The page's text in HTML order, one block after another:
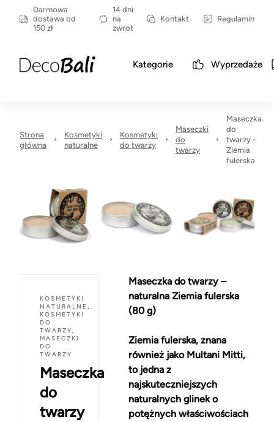
Darmowa
dostawa od
150 zł
14 dni
na
zwrot
Kontakt Regulamin
Kategorie Wyprzedaże
Strona
główna
Kosmetyki
naturalne
Kosmetyki
do twarzy
Maseczki
do
twarzy
Maseczka
do
twarzy -
Ziemia
fulerska
KOSMETYKI
NATURALNE ,
KOSMETYKI
DO
TWARZY,
MASECZKI
DO
TWARZY
Maseczka
do
twarzy
Maseczka do twarzy –
naturalna Ziemia fulerska
(80 g)
Ziemia fulerska, znana
również jako Multani Mitti,
to jedna z
najskuteczniejszych
naturalnych glinek o
potężnych właściwościach